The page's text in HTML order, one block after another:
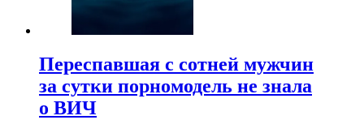
Переспавшая с сотней мужчин
за сутки порномодель не знала
о ВИЧ